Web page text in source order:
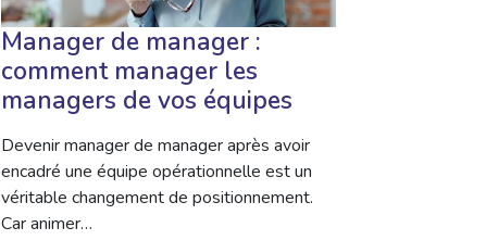
Manager de manager :
comment manager les
managers de vos équipes
Devenir manager de manager après avoir
encadré une équipe opérationnelle est un
véritable changement de positionnement.
Car animer…